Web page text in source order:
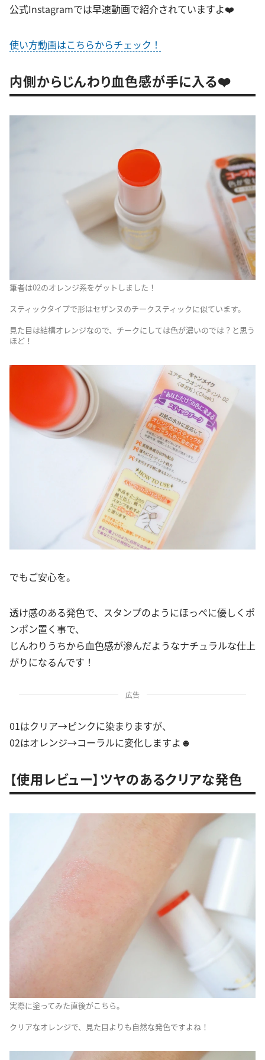
公式Instagramでは早速動画で紹介されていますよ❤️
使い方動画はこちらからチェック！
内側からじんわり血色感が手に入る❤️
筆者は02のオレンジ系をゲットしました！
スティックタイプで形はセザンヌのチークスティックに似ています。
見た目は結構オレンジなので、チークにしては色が濃いのでは？と思う
ほど！
でもご安心を。
透け感のある発色で、スタンプのようにほっぺに優しくポ
ンポン置く事で、
じんわりうちから血色感が滲んだようなナチュラルな仕上
がりになるんです！
広告
01はクリア→ピンクに染まりますが、
02はオレンジ→コーラルに変化しますよ☻
【使用レビュー】ツヤのあるクリアな発色
実際に塗ってみた直後がこちら。
クリアなオレンジで、見た目よりも自然な発色ですよね！